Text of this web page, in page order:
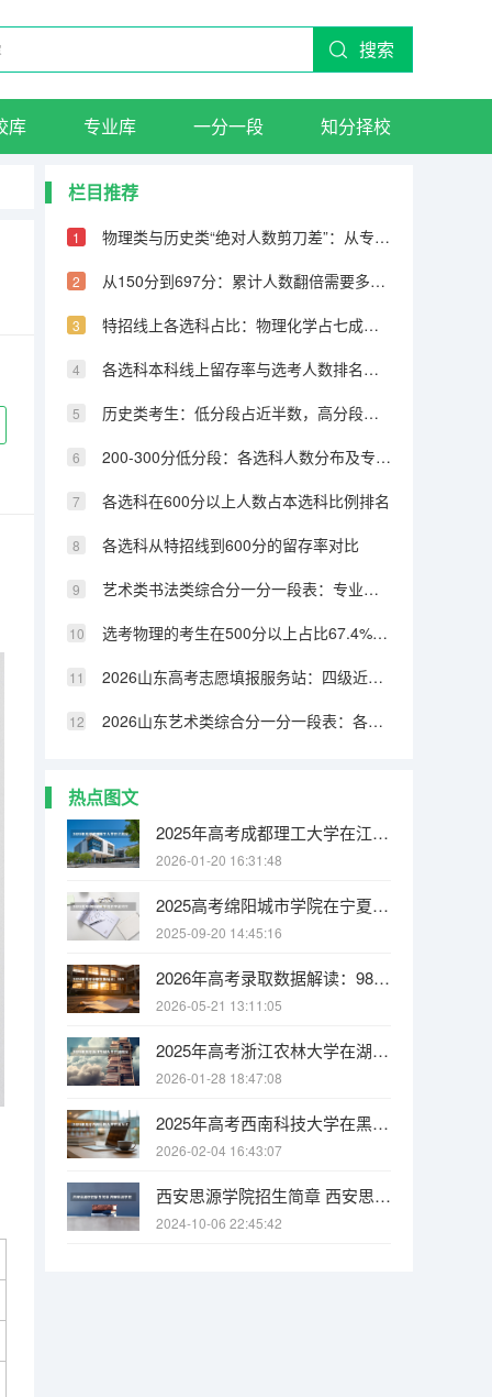
搜索
库 专业库 一分一段 知分择校
栏目推荐
物理类与历史类“绝对人数剪刀差”：从专科到600分物理反超22万人
从150分到697分：累计人数翻倍需要多少分，越高分段跨越越大
特招线上各选科占比：物理化学占七成，历史仅占三成
各选科本科线上留存率与选考人数排名完全相反
历史类考生：低分段占近半数，高分段锐减
200-300分低分段：各选科人数分布及专科保底策略
各选科在600分以上人数占本选科比例排名
各选科从特招线到600分的留存率对比
艺术类书法类综合分一分一段表：专业成绩占比70%，文化331分可上本科
选考物理的考生在500分以上占比67.4%，历史类仅32.8%
2026山东高考志愿填报服务站：四级近800个免费开放
2026山东艺术类综合分一分一段表：各专业类别双达线考生文化成绩排名的作用
热点图文
2025年高考成都理工大学在江苏投档分数线
2026-01-20 16:31:48
2025高考绵阳城市学院在宁夏招生计划介绍
2025-09-20 14:45:16
2026年高考录取数据解读：985/211/双一流录取率各省排名
2026-05-21 13:11:05
2025年高考浙江农林大学在湖南投档分数线
2026-01-28 18:47:08
2025年高考西南科技大学在黑龙江投档分数线
2026-02-04 16:43:07
西安思源学院招生简章 西安思源学院甘肃汉语国际教育专业代码
2024-10-06 22:45:42